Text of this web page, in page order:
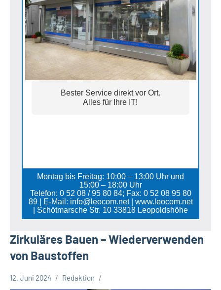
Bester Service direkt vor Ort.
Alles für Ihre IT!
Montag bis Freitag: 10:00 – 13:00 Uhr und
15:00 – 18:00 Uhr
Telefon: 0 52 08 / 95 80 84; Fax: 0 52 08 95 80
89 | E-Mail: info@leocom.net | www.leocom.net
| Schötmarsche Str. 10 33818 Leopoldshöhe
Zirkuläres Bauen – Wiederverwenden
von Baustoffen
12. Juni 2024 Redaktion